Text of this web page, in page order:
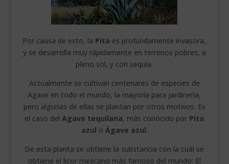
Por causa de esto, la Pita es profundamente invasora,
y se desarrolla muy rápidamente en terrenos pobres, a
pleno sol, y con sequía.
Actualmente se cultivan centenares de especies de
Agave en todo el mundo, la mayoría para jardinería,
pero algunas de ellas se plantan por otros motivos. Es
el caso delAgave tequilana, más conocido por Pita
azul o Ágave azul.
De esta planta se obtiene la substancia con la cuál se
obtiene el licor mejicano más famoso del mundo: El